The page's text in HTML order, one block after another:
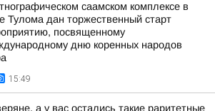
саамском комплексе в
Тулома дан торжественный старт
посвященному
дню коренных народов
15:49
а у вас остались такие раритетные